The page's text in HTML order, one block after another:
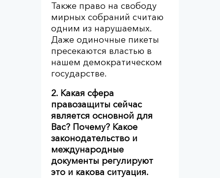
Также право на свободу
мирных собраний считаю
одним из нарушаемых.
Даже одиночные пикеты
пресекаются властью в
нашем демократическом
государстве.
2. Какая сфера
правозащиты сейчас
является основной для
Вас? Почему? Какое
законодательство и
международные
документы регулируют
это и какова ситуация.